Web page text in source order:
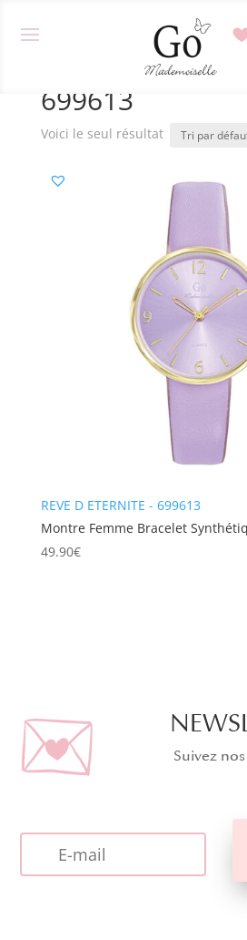
/ Produit Référence /
699613
Voici le seul résultat
REVE D ETERNITE - 699613
Montre Femme Bracelet
49.90€
Suivez